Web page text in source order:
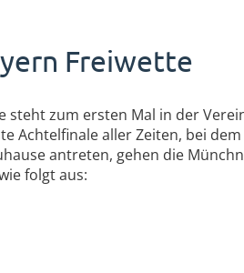
Freiwette
steht zum ersten Mal in der
Achtelfinale aller Zeiten, bei
antreten, gehen die
folgt aus: